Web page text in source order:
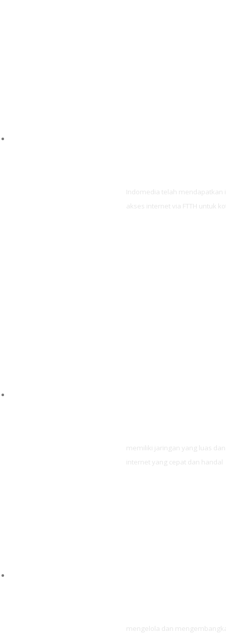
Indomedia telah
akses internet via FTTH untuk
memiliki jaringan yang luas
internet yang cepat dan handal
mengelola dan